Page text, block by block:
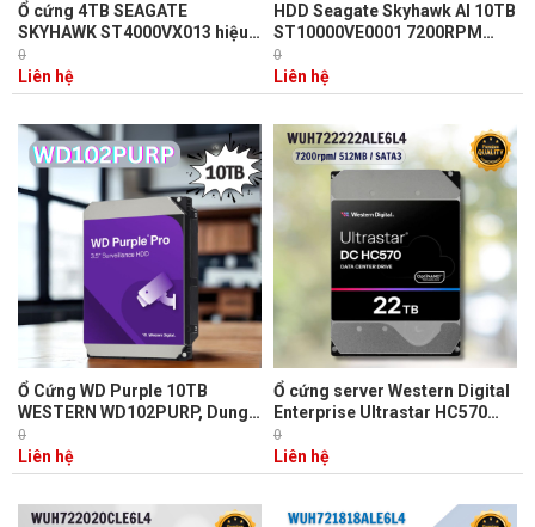
Ổ cứng 4TB SEAGATE
SKYHAWK ST4000VX013 hiệu
năng 180MB/s, Cache 256MB,
cảm biến chống rung RV
0
Liên hệ
HDD Seagate Skyhawk AI 10TB
ST10000VE0001 7200RPM
SATA 256MB, tiết kiệm điện
năng, thích hợp giải pháp
camera trí tuệ nhân tạo
0
Liên hệ
Ổ Cứng WD Purple 10TB
WESTERN WD102PURP, Dung
lượng lớn, Ghi hình mượt mà
0
Liên hệ
Ổ cứng server Western Digital
Enterprise Ultrastar HC570
22TB WUH722222ALE6L4 3.5
inch SATA Ultra 512E SE
512MB Cache 7200RPM
0
Liên hệ